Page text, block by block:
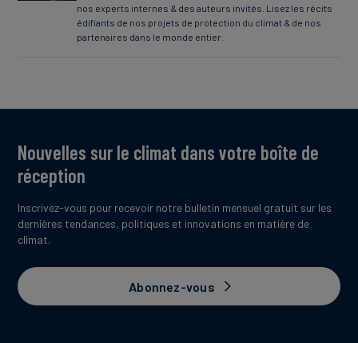
nos experts internes & des auteurs invités. Lisez les récits
édifiants de nos projets de protection du climat & de nos
partenaires dans le monde entier.
Nouvelles sur le climat dans votre boîte de
réception
Inscrivez-vous pour recevoir notre bulletin mensuel gratuit sur les
dernières tendances, politiques et innovations en matière de
climat.
Abonnez-vous